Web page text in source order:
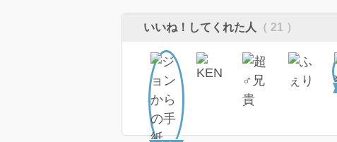
いいね！してくれた人 （ 21 ）